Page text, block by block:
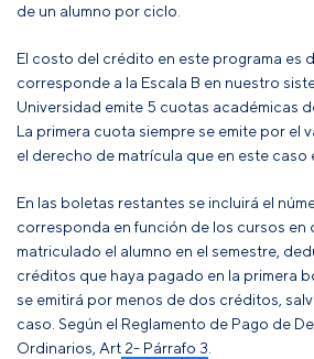
de un alumno por ciclo.
El costo del crédito en este programa es
corresponde a la Escala B en nuestro
Universidad emite 5 cuotas académicas
La primera cuota siempre se emite por el
el derecho de matrícula que en este caso
En las boletas restantes se incluirá el
corresponda en función de los cursos en
matriculado el alumno en el semestre,
créditos que haya pagado en la primera
se emitirá por menos de dos créditos,
caso Según el Reglamento de Pago de
Ordinarios, Art 2- Párrafo 3